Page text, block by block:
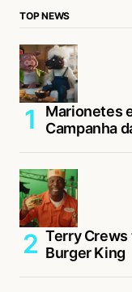
TOP NEWS
Marionetes
Campanha
Terry Crews
Burger King